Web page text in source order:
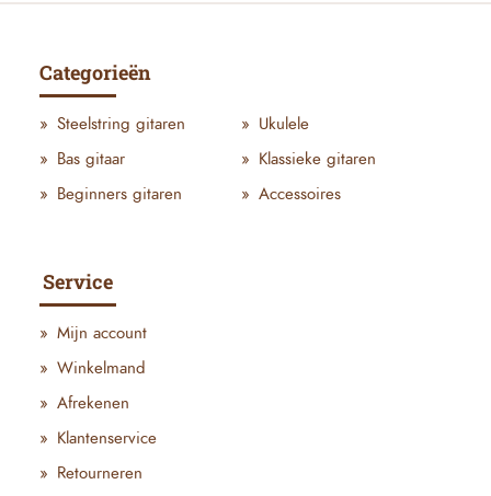
Categorieën
Steelstring gitaren
Ukulele
Bas gitaar
Klassieke gitaren
Beginners gitaren
Accessoires
Service
Mijn account
Winkelmand
Afrekenen
Klantenservice
Retourneren